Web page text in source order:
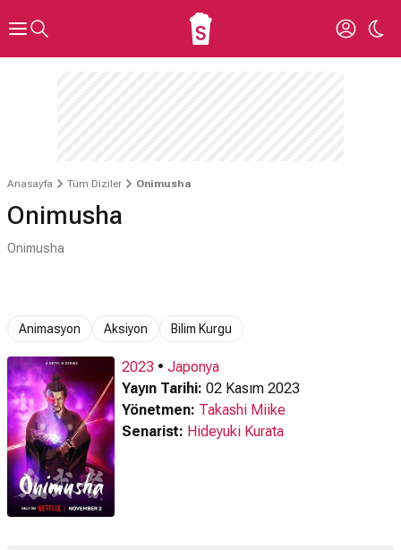
Anasayfa Tüm Diziler Onimusha
Onimusha
Onimusha
Animasyon Aksiyon Bilim Kurgu
2023 • Japonya
Yayın Tarihi: 02 Kasım 2023
Yönetmen: Takashi Miike
Senarist: Hideyuki Kurata